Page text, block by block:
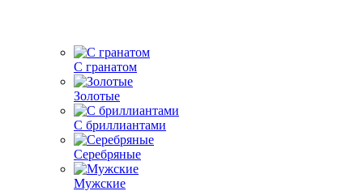
С гранатом
Золотые
С бриллиантами
Серебряные
Мужские